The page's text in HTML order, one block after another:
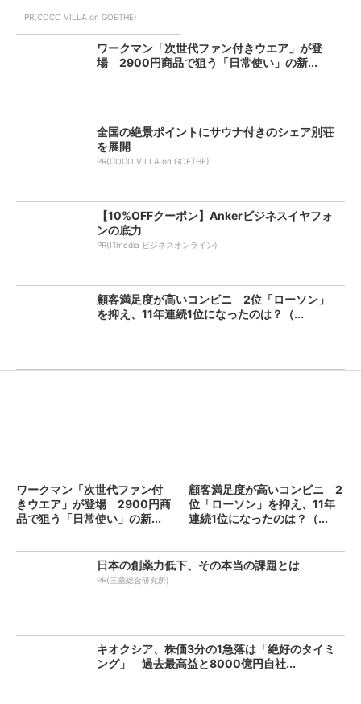
PR(COCO VILLA on GOETHE)
ワークマン「次世代ファン付きウエア」が登
場 2900円商品で狙う「日常使い」の新...
全国の絶景ポイントにサウナ付きのシェア別荘
を展開
PR(COCO VILLA on GOETHE)
【10%OFFクーポン】Ankerビジネスイヤフォ
ンの底力
PR(ITmedia ビジネスオンライン)
顧客満足度が高いコンビニ 2位「ローソン」
を抑え、11年連続1位になったのは？（...
ワークマン「次世代ファン付
きウエア」が登場 2900円商
品で狙う「日常使い」の新...
顧客満足度が高いコンビニ 2
位「ローソン」を抑え、11年
連続1位になったのは？（...
日本の創薬力低下、その本当の課題とは
PR(三菱総合研究所)
キオクシア、株価3分の1急落は「絶好のタイミ
ング」 過去最高益と8000億円自社...